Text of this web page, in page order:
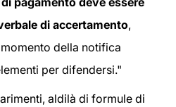
di accertamento,
della notifica
per difendersi."
aldilà di formule di